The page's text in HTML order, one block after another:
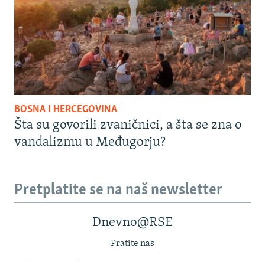
BOSNA I HERCEGOVINA
Šta su govorili zvaničnici, a šta se zna o
vandalizmu u Međugorju?
Pretplatite se na naš newsletter
Dnevno@RSE
Pratite nas